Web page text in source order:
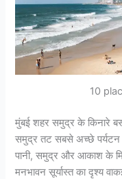
10
मुंबई शहर समुद्र के किनारे
समुद्र तट सबसे अच्छे
पानी, समुद्र और आकाश के
मनभावन सूर्यास्त का दृश्य